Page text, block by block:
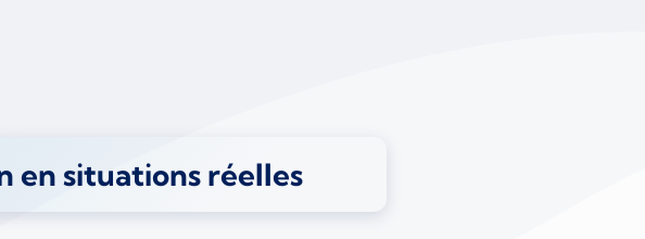
en situations réelles